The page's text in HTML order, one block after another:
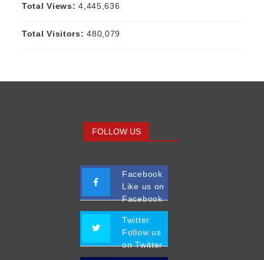
Total Views:4,445,636
Total Visitors:480,079
FOLLOW US
Facebook
Like us on
Facebook
Twitter
Follow us
on Twitter